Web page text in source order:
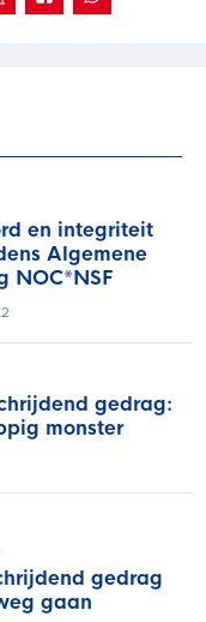
en integriteit
Algemene
NOC*NSF
gedrag:
monster
gedrag
gaan